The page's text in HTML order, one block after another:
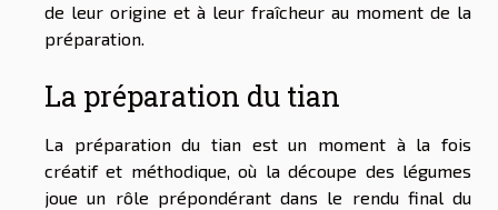
de leur origine et à leur fraîcheur au moment de la
préparation.
La préparation du tian
La préparation du tian est un moment à la fois
créatif et méthodique, où la découpe des légumes
joue un rôle prépondérant dans le rendu final du